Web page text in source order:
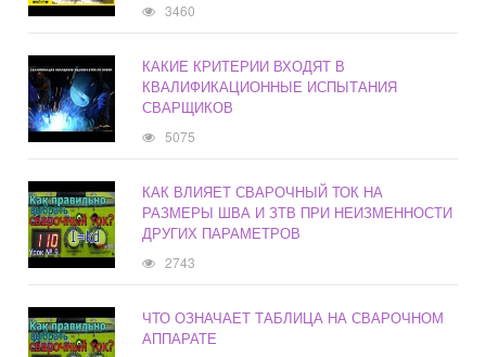
3460
КАКИЕ КРИТЕРИИ ВХОДЯТ В
КВАЛИФИКАЦИОННЫЕ ИСПЫТАНИЯ
СВАРЩИКОВ
5075
КАК ВЛИЯЕТ СВАРОЧНЫЙ ТОК НА
РАЗМЕРЫ ШВА И ЗТВ ПРИ НЕИЗМЕННОСТИ
ДРУГИХ ПАРАМЕТРОВ
2743
ЧТО ОЗНАЧАЕТ ТАБЛИЦА НА СВАРОЧНОМ
АППАРАТЕ